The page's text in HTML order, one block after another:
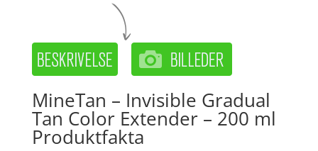
MineTan – Invisible Gradual
Tan Color Extender – 200 ml
Produktfakta